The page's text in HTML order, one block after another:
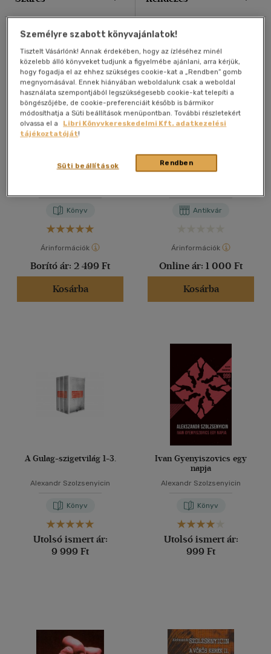
40 db / oldal
Alkalmaz
Összesen7db
Ivan Gyenyiszovics egy
napja
Könyv
Árinformációk
Borító ár: 2 499 Ft
Kosárba
Húsvéti körmenet
Antikvár
Árinformációk
Online ár: 1 000 Ft
Kosárba
A Gulag-szigetvilág 1-3.
Alexandr Szolzsenyicin
Könyv
Utolsó ismert ár:
9 999 Ft
Ivan Gyenyiszovics egy
napja
Alexandr Szolzsenyicin
Könyv
Utolsó ismert ár:
999 Ft
Személyre szabott könyvajánlatok!
Tisztelt Vásárlónk! Annak érdekében, hogy az ízléséhez minél
közelebb álló könyveket tudjunk a figyelmébe ajánlani, arra kérjük,
hogy fogadja el az ehhez szükséges cookie-kat a „Rendben” gomb
megnyomásával. Ennek hiányában weboldalunk csak a weboldal
használata szempontjából legszükségesebb cookie-kat telepíti a
böngészőjébe, de cookie-preferenciáit később is bármikor
módosíthatja a Süti beállítások menüpontban. További részletekért
olvassa el a
Libri Könyvkereskedelmi Kft. adatkezelési
tájékoztatóját!
Rendben
Süti beállítások